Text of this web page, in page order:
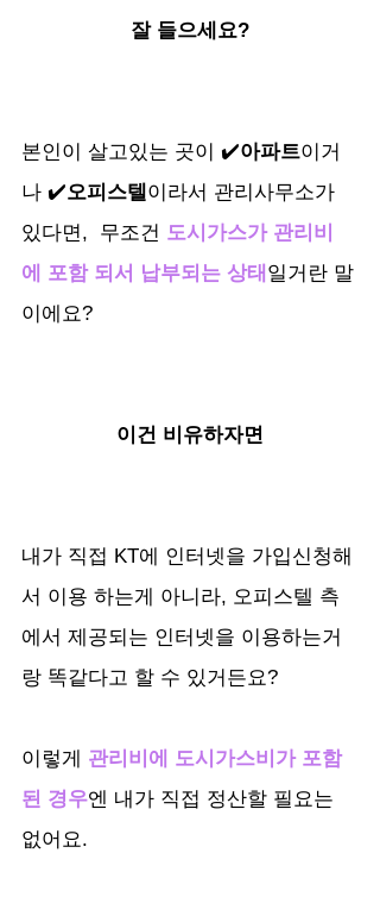
잘 들으세요?
본인이 살고있는 곳이 ✔️아파트이거
나 ✔️오피스텔 이라서 관리사무소가
있다면,  무조건 도시가스가 관리비
에 포함 되서 납부되는 상태 일거란 말
이에요?
이건 비유하자면
내가 직접 KT에 인터넷을 가입신청해
서 이용 하는게 아니라, 오피스텔 측
에서 제공되는 인터넷을 이용하는거
랑 똑같다고 할 수 있거든요?
이렇게 관리비에 도시가스비가 포함
된 경우엔 내가 직접 정산할 필요는
없어요.